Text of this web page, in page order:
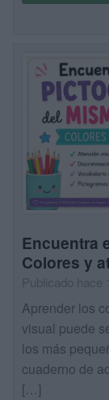
Encuentra
Colores y
Aprender los
visual puede
los más
cuaderno de
[…]